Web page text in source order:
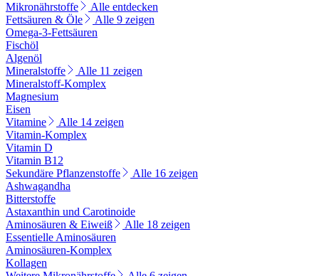
Mikronährstoffe
Alle entdecken
Fettsäuren & Öle
Alle 9 zeigen
Omega-3-Fettsäuren
Fischöl
Algenöl
Mineralstoffe
Alle 11 zeigen
Mineralstoff-Komplex
Magnesium
Eisen
Vitamine
Alle 14 zeigen
Vitamin-Komplex
Vitamin D
Vitamin B12
Sekundäre Pflanzenstoffe
Alle 16 zeigen
Ashwagandha
Bitterstoffe
Astaxanthin und Carotinoide
Aminosäuren & Eiweiß
Alle 18 zeigen
Essentielle Aminosäuren
Aminosäuren-Komplex
Kollagen